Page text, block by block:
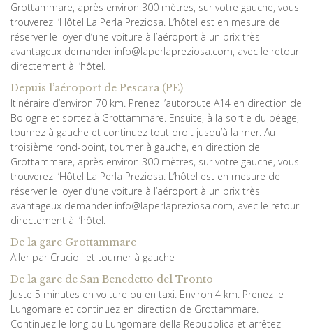
Grottammare, après environ 300 mètres, sur votre gauche, vous
trouverez l’Hôtel La Perla Preziosa. L’hôtel est en mesure de
réserver le loyer d’une voiture à l’aéroport à un prix très
avantageux demander info@laperlapreziosa.com, avec le retour
directement à l’hôtel.
Depuis l’aéroport de Pescara (PE)
Itinéraire d’environ 70 km. Prenez l’autoroute A14 en direction de
Bologne et sortez à Grottammare. Ensuite, à la sortie du péage,
tournez à gauche et continuez tout droit jusqu’à la mer. Au
troisième rond-point, tourner à gauche, en direction de
Grottammare, après environ 300 mètres, sur votre gauche, vous
trouverez l’Hôtel La Perla Preziosa. L’hôtel est en mesure de
réserver le loyer d’une voiture à l’aéroport à un prix très
avantageux demander info@laperlapreziosa.com, avec le retour
directement à l’hôtel.
De la gare Grottammare
Aller par Crucioli et tourner à gauche
De la gare de San Benedetto del Tronto
Juste 5 minutes en voiture ou en taxi. Environ 4 km. Prenez le
Lungomare et continuez en direction de Grottammare.
Continuez le long du Lungomare della Repubblica et arrêtez-